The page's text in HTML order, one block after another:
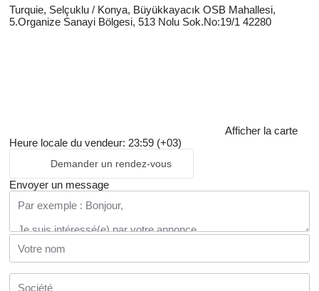
Turquie, Selçuklu / Konya, Büyükkayacık OSB Mahallesi,
5.Organize Sanayi Bölgesi, 513 Nolu Sok.No:19/1 42280
Afficher la carte
Heure locale du vendeur: 23:59 (+03)
Demander un rendez-vous
Envoyer un message